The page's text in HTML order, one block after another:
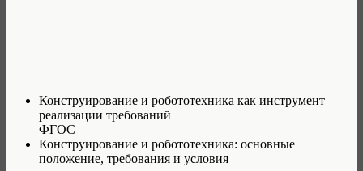
Конструирование и робототехника как инструмент
реализации требований
ФГОС
Конструирование и робототехника: основные
положение, требования и условия